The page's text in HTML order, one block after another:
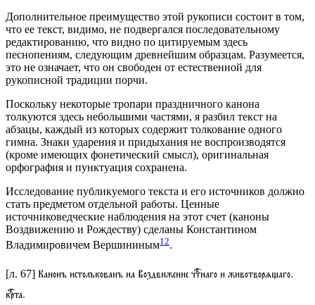
Дополнительное преимущество этой рукописи состоит в том,
что ее текст, видимо, не подвергался последовательному
редактированию, что видно по цитируемым здесь
песнопениям, следующим древнейшим образцам. Разумеется,
это не означает, что он свободен от естественной для
рукописной традиции порчи.
Поскольку некоторые тропари праздничного канона
толкуются здесь небольшими частями, я разбил текст на
абзацы, каждый из которых содержит толкование одного
гимна. Знаки ударения и придыхания не воспроизводятся
(кроме имеющих фонетический смысл), оригинальная
орфография и пунктуация сохранена.
Исследование публикуемого текста и его источников должно
стать предметом отдельной работы. Ценные
источниковедческие наблюдения на этот счет (каноны
Воздвижению и Рождеству) сделаны Константином
Владимировичем Вершининым12.
[л. 67] Канонъ истолъкованъ иа Воздвижениечтнаго и животворѧаго.
крта.